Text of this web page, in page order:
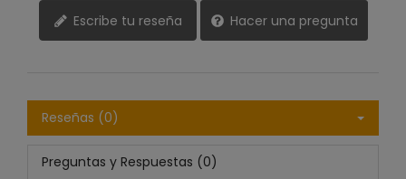
Escribe tu reseña Hacer una pregunta
Reseñas (0)
Preguntas y Respuestas (0)